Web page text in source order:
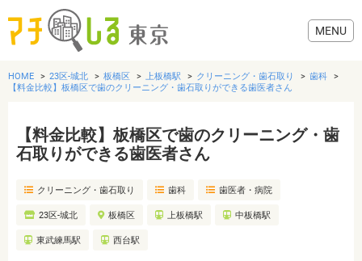
グルメ
美容・健康
歯医者・病院
HOME 23区-城北 板橋区 上板橋駅 クリーニング・歯石取り
歯科
【料金比較】板橋区で歯のクリーニング・歯石取りができる歯医者さん
【料金比較】板橋区で歯のクリーニング・歯
石取りができる歯医者さん
クリーニング・歯石取り 歯科 歯医者・病院
23区-城北 板橋区 上板橋駅 中板橋駅
東武練馬駅 西台駅